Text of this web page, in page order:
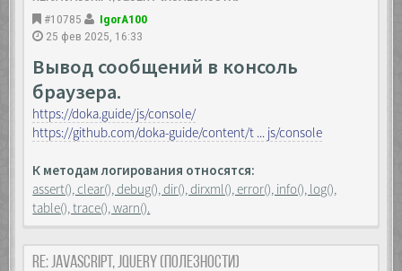
#10785
IgorA100
25 фев 2025, 16:33
Вывод сообщений в консоль
браузера.
https://doka.guide/js/console/
https://github.com/doka-guide/content/t ... js/console
К методам логирования относятся:
assert(), clear(), debug(), dir(), dirxml(), error(), info(), log(),
table(), trace(), warn().
Re: JavaScript, Jquery (полезности)